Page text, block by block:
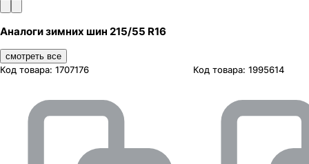
Аналоги зимних шин 215/55 R16
смотреть все
Код товара: 1707176 Код товара: 1995614